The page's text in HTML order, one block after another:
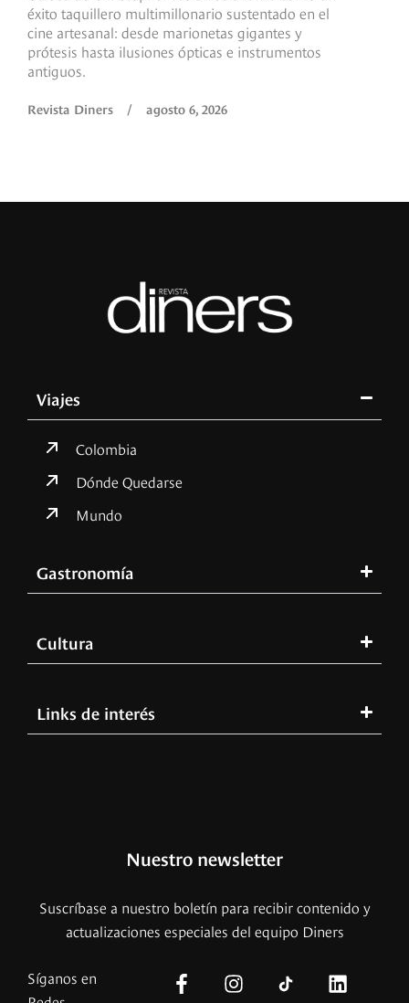
éxito taquillero multimillonario sustentado en el
cine artesanal: desde marionetas gigantes y
prótesis hasta ilusiones ópticas e instrumentos
antiguos.
Revista Diners / agosto 6, 2026
Viajes
Colombia
Dónde Quedarse
Mundo
Gastronomía
Cultura
Links de interés
Nuestro newsletter
Suscríbase a nuestro boletín para recibir contenido y
actualizaciones especiales del equipo Diners
Síganos en